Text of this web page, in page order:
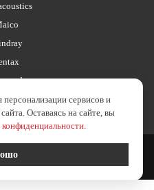
обработки персональных данных
персонализации сервисов и
Оставаясь на сайте, вы
.